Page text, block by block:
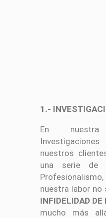
1.-
En
nuestros
una serie de
nuestra labor
INFIDELIDAD DE
mucho más